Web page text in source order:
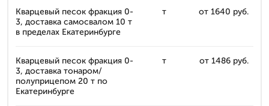
Кварцевый песок фракция 0-
3, доставка самосвалом 10 т
в пределах Екатеринбурге
т от 1640 руб.
Кварцевый песок фракция 0-
3, доставка тонаром/
полуприцепом 20 т по
Екатеринбурге
т от 1486 руб.